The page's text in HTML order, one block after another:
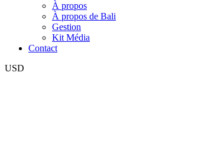
À propos
À propos de Bali
Gestion
Kit Média
Contact
USD